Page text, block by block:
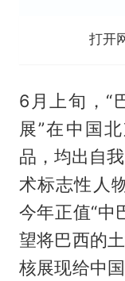
打开
6月上旬，
展”在中国
品，均出自
术标志性人
今年正值“中
望将巴西的
核展现给中